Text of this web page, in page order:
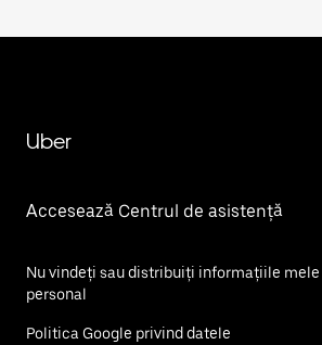
Uber
Accesează Centrul de asistență
Nu vindeți sau distribuiți informațiile
personal
Politica Google privind datele